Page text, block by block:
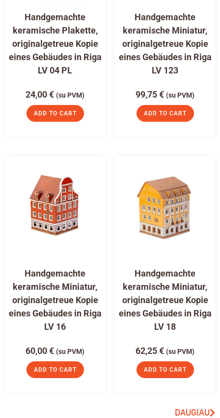
Handgemachte
keramische Plakette,
originalgetreue Kopie
eines Gebäudes in Riga
LV 04 PL
24,00€ (su PVM)
ADD TO CART
Handgemachte
keramische Miniatur,
originalgetreue Kopie
eines Gebäudes in Riga
LV 123
99,75€ (su PVM)
ADD TO CART
Handgemachte
keramische Miniatur,
originalgetreue Kopie
eines Gebäudes in Riga
LV 16
60,00€ (su PVM)
ADD TO CART
Handgemachte
keramische Miniatur,
originalgetreue Kopie
eines Gebäudes in Riga
LV 18
62,25€ (su PVM)
ADD TO CART
DAUGIAU